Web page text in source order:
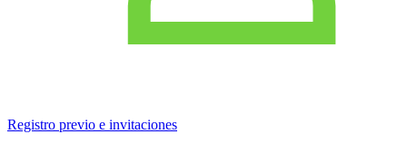
Registro previo e invitaciones